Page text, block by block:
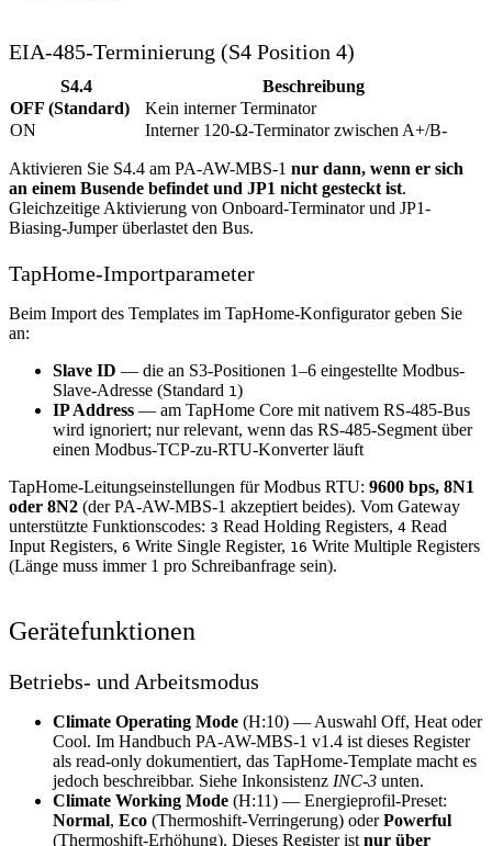
EIA-485-Terminierung (S4 Position 4)
S4.4
Beschreibung
OFF (Standard)
Kein interner Terminator
ON
Interner 120-Ω-Terminator zwischen A+/B-
Aktivieren Sie S4.4 am PA-AW-MBS-1 nur dann, wenn er sich
an einem Busende befindet und JP1 nicht gesteckt ist.
Gleichzeitige Aktivierung von Onboard-Terminator und JP1-
Biasing-Jumper überlastet den Bus.
TapHome-Importparameter
Beim Import des Templates im TapHome-Konfigurator geben Sie
an:
Slave ID — die an S3-Positionen 1–6 eingestellte Modbus-
Slave-Adresse (Standard 1)
IP Address — am TapHome Core mit nativem RS-485-Bus
wird ignoriert; nur relevant, wenn das RS-485-Segment über
einen Modbus-TCP-zu-RTU-Konverter läuft
TapHome-Leitungseinstellungen für Modbus RTU: 9600 bps, 8N1
oder 8N2 (der PA-AW-MBS-1 akzeptiert beides). Vom Gateway
unterstützte Funktionscodes: 3 Read Holding Registers, 4 Read
Input Registers, 6 Write Single Register, 16 Write Multiple Registers
(Länge muss immer 1 pro Schreibanfrage sein).
Gerätefunktionen
Betriebs- und Arbeitsmodus
Climate Operating Mode (H:10) — Auswahl Off, Heat oder
Cool. Im Handbuch PA-AW-MBS-1 v1.4 ist dieses Register
als read-only dokumentiert, das TapHome-Template macht es
jedoch beschreibbar. Siehe Inkonsistenz INC-3 unten.
Climate Working Mode (H:11) — Energieprofil-Preset:
Normal, Eco (Thermoshift-Verringerung) oderPowerful
(Thermoshift-Erhöhung). Dieses Register ist nur über